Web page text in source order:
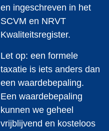
en ingeschreven in het
SCVM en NRVT
Kwaliteitsregister.
Let op: een formele
taxatie is iets anders dan
een waardebepaling.
Een waardebepaling
kunnen we geheel
vrijblijvend en kosteloos